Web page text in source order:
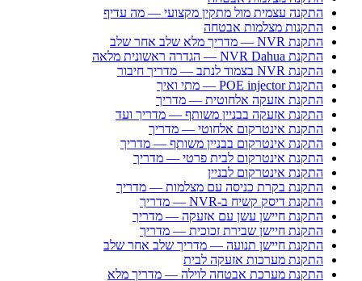
התקנה עצמית מול מתקין מקצועי — מה עדיף
התקנות מצלמות אבטחה
התקנת NVR — מדריך מלא שלב אחר שלב
התקנת NVR Dahua — הגדרה ראשונית מלאה
התקנת NVR בצמוד לנתב — מדריך חיבור
התקנת POE injector — מתי ואיך
התקנת אזעקה אלחוטית — מדריך
התקנת אזעקה בבניין משותף — מדריך ועד
התקנת אינטרקום אלחוטי — מדריך
התקנת אינטרקום בבניין משותף — מדריך
התקנת אינטרקום לבית פרטי — מדריך
התקנת אינטרקום לבניין
התקנת בקרת כניסה עם מצלמות — מדריך
התקנת דיסק קשיח ב-NVR — מדריך
התקנת חיישן עשן עם אזעקה — מדריך
התקנת חיישן שבירת זכוכית — מדריך
התקנת חיישן תנועה — מדריך שלב אחר שלב
התקנת מערכות אזעקה לבית
התקנת מערכת אבטחה לוילה — מדריך מלא